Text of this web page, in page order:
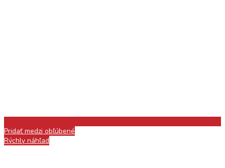
Pridať medzi obľúbené
Rýchly náhľad